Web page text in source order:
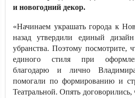
и новогодний декор.
«Начинаем украшать города к
назад утвердили единый
убранства. Поэтому посмотрите,
единого стиля при
благодарю и лично
помогали по формированию и
Театральной. Опять договорились,